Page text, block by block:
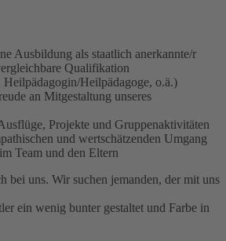
Ausbildung als staatlich anerkannte/r
Qualifikation
Heilpädagoge, o.ä.)
an Mitgestaltung unseres
Projekte und Gruppenaktivitäten
und wertschätzenden Umgang
Team und den Eltern
bei uns. Wir suchen jemanden, der mit uns
ein wenig bunter gestaltet und Farbe in